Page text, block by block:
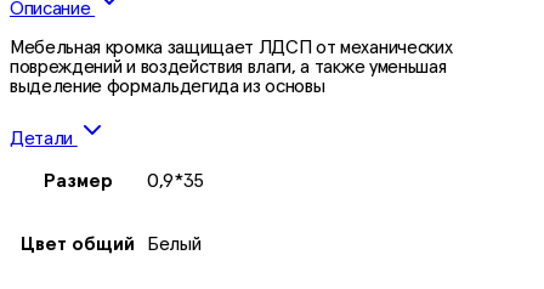
Описание
Мебельная кромка защищает ЛДСП от механических
повреждений и воздействия влаги, а также уменьшая
выделение формальдегида из основы
Детали
Размер 0,9*35
Цвет общий Белый